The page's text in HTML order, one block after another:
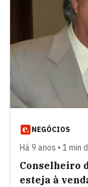
NEGÓCIOS
Há 9 anos • 1 min
Conselheiro
esteja à